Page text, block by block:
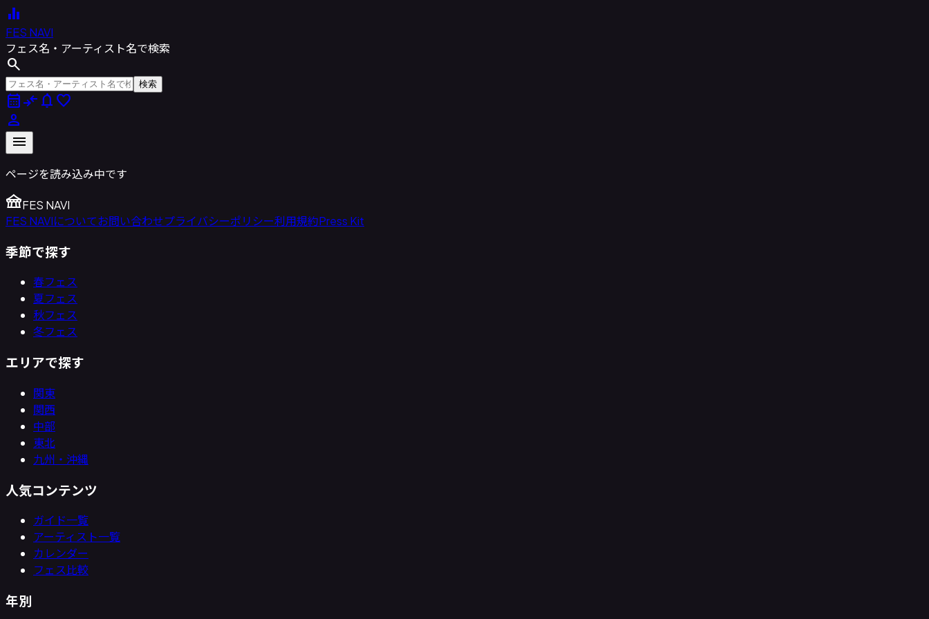
equalizer
FES NAVI
フェス名・アーティスト名で検索
search
検索
calendar_monthcompare_arrows notifications favorite
person
menu
ページを読み込み中です
festivalFES NAVI
FES NAVIについてお問い合わせプライバシーポリシー利用規約Press Kit
季節で探す
春フェス
夏フェス
秋フェス
冬フェス
エリアで探す
関東
関西
中部
東北
九州・沖縄
人気コンテンツ
ガイド一覧
アーティスト一覧
カレンダー
フェス比較
年別